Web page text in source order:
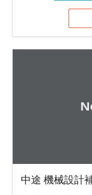
中途 機械設計